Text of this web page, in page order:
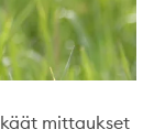
mittaukset